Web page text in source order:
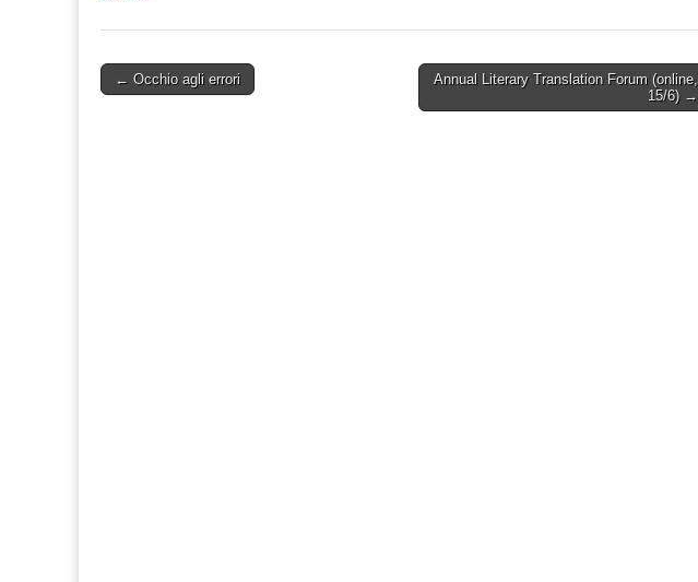
Post
← Occhio agli errori
Annual Literary Translation Forum (online,
15/6) →